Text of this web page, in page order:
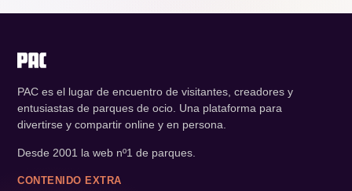
PAC es el lugar de encuentro de visitantes, creadores y
entusiastas de parques de ocio. Una plataforma para
divertirse y compartir online y en persona.
Desde 2001 la web nº1 de parques.
CONTENIDO EXTRA